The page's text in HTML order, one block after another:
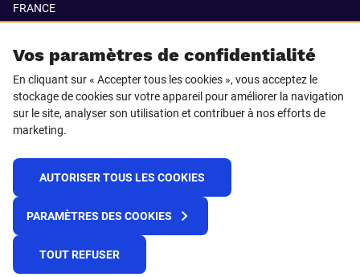
Vos paramètres de confidentialité
En cliquant sur « Accepter tous les cookies », vous acceptez le
stockage de cookies sur votre appareil pour améliorer la navigation
sur le site, analyser son utilisation et contribuer à nos efforts de
marketing.
AUTORISER TOUS LES COOKIES
PARAMÈTRES DES COOKIES
TOUT REFUSER
FRANCE
SUIVEZ-NOUS SUR
© 2021 APOK